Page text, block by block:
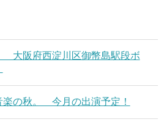
大阪府西淀川区御幣島駅段ボ
楽の秋。 今月の出演予定！